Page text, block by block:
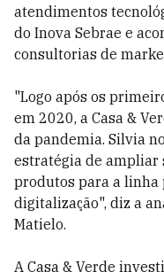
atendimentos
do Inova Sebrae e
consultorias de
"Logo após os
em 2020, a Casa &
da pandemia. Silvia
estratégia de ampliar
produtos para a
digitalização", diz a
Matielo.
A Casa & Verde